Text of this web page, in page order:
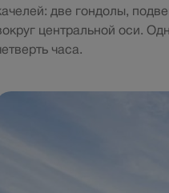
две гондолы,
центральной оси.
часа.